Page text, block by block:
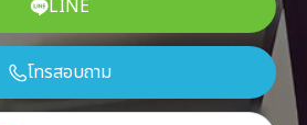
LINE
โทรสอบถาม